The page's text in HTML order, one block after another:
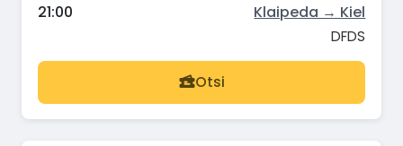
21:00 Klaipeda → Kiel
DFDS
Otsi